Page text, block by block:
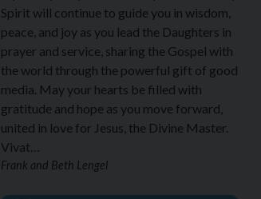
Spirit will continue to guide you in wisdom,
peace, and joy as you lead the Daughters in
prayer and service, sharing the Gospel with
the world through the powerful gift of good
media. May your hearts be filled with
gratitude and hope as you move forward,
united in love for Jesus, the Divine Master.
Vivat…
Frank and Beth Lengel